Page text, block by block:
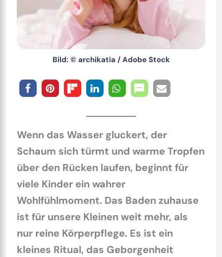
Bild: © archikatia / Adobe Stock
Wenn das Wasser gluckert, der
Schaum sich türmt und warme Tropfen
über den Rücken laufen, beginnt für
viele Kinder ein wahrer
Wohlfühlmoment. Das Baden zuhause
ist für unsere Kleinen weit mehr, als
nur reine Körperpflege. Es ist ein
kleines Ritual, das Geborgenheit